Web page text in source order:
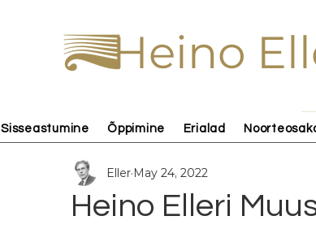
Heino
Sisseastumine Õppimine Erialad
Heino Elleri
Eller May 24, 2022